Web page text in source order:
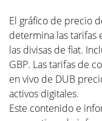
El gráfico de precio
determina las tarifas
las divisas de fiat.
GBP. Las tarifas de
en vivo de DUB
activos digitales.
Este contenido e